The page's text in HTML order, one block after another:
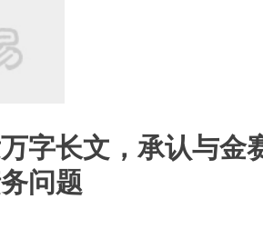
字长文，承认与金
问题